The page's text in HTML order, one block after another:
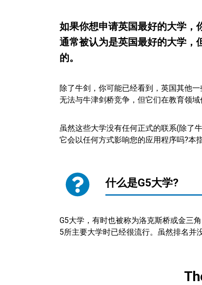
如果你想申请英国最好的大学，
通常被认为是英国最好的大学，
的。
除了牛剑，你可能已经看到，英国其他
无法与牛津剑桥竞争，但它们在教育领
虽然这些大学没有任何正式的联系(除了
它会以任何方式影响您的应用程序吗?本
什么是G5大学?
G5大学，有时也被称为洛克斯桥或金三
5所主要大学时已经很流行。虽然排名并